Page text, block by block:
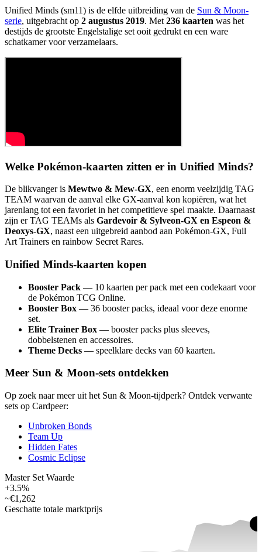
Unified Minds (sm11) is de elfde uitbreiding van de Sun & Moon-
serie, uitgebracht op 2 augustus 2019. Met 236 kaarten was het
destijds de grootste Engelstalige set ooit gedrukt en een ware
schatkamer voor verzamelaars.
Welke Pokémon-kaarten zitten er in Unified Minds?
De blikvanger is Mewtwo & Mew-GX, een enorm veelzijdig TAG
TEAM waarvan de aanval elke GX-aanval kon kopiëren, wat het
jarenlang tot een favoriet in het competitieve spel maakte. Daarnaast
zijn er TAG TEAMs als Gardevoir & Sylveon-GX en Espeon &
Deoxys-GX, naast een uitgebreid aanbod aan Pokémon-GX, Full
Art Trainers en rainbow Secret Rares.
Unified Minds-kaarten kopen
Booster Pack — 10 kaarten per pack met een codekaart voor
de Pokémon TCG Online.
Booster Box — 36 booster packs, ideaal voor deze enorme
set.
Elite Trainer Box — booster packs plus sleeves,
dobbelstenen en accessoires.
Theme Decks — speelklare decks van 60 kaarten.
Meer Sun & Moon-sets ontdekken
Op zoek naar meer uit het Sun & Moon-tijdperk? Ontdek verwante
sets op Cardpeer:
Unbroken Bonds
Team Up
Hidden Fates
Cosmic Eclipse
Master Set Waarde
+3.5%
~€1,262
Geschatte totale marktprijs